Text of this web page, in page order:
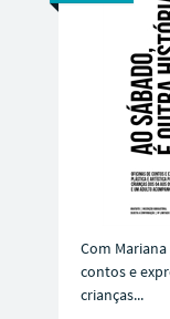
Com
contos e
crianças...